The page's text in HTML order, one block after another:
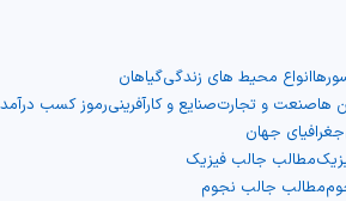
انواع محیط های زندگیگیاهان
هاصنعت و تجارتصنایع و کارآفرینیرموز کسب درآمد
جغرافیای جهان
مطالب جالب فیزیک
مطالب جالب نجوم